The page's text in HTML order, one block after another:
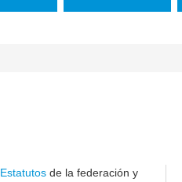
Estatutos de la federación y